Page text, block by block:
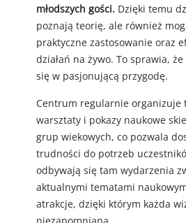
młodszych gości. Dzięki temu
poznają teorię, ale również
praktyczne zastosowanie oraz
działań na żywo. To sprawia,
się w pasjonującą przygodę.
Centrum regularnie organizuje
warsztaty i pokazy naukowe
grup wiekowych, co pozwala
trudności do potrzeb
odbywają się tam wydarzenia
aktualnymi tematami
atrakcje, dzięki którym każda
niezapomniana.